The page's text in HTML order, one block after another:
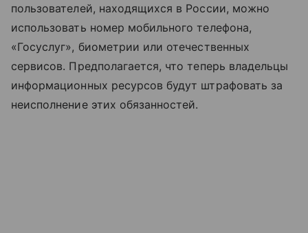
пользователей, находящихся в России, можно
использовать номер мобильного телефона,
«Госуслуг», биометрии или отечественных
сервисов. Предполагается, что теперь владельцы
информационных ресурсов будут штрафовать за
неисполнение этих обязанностей.